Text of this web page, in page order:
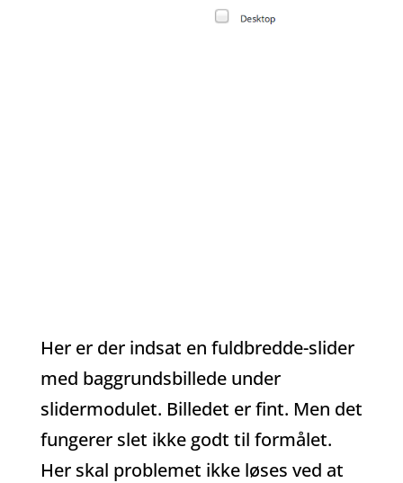
Her er der indsat en fuldbredde-slider
med baggrundsbillede under
slidermodulet. Billedet er fint. Men det
fungerer slet ikke godt til formålet.
Her skal problemet ikke løses ved at